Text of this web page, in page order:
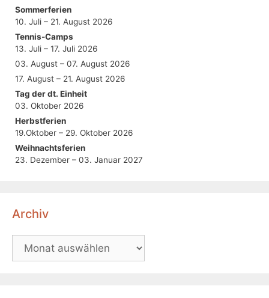
Sommerferien
10. Juli – 21. August 2026
Tennis-Camps
13. Juli – 17. Juli 2026
03. August – 07. August 2026
17. August – 21. August 2026
Tag der dt. Einheit
03. Oktober 2026
Herbstferien
19.Oktober – 29. Oktober 2026
Weihnachtsferien
23. Dezember – 03. Januar 2027
Archiv